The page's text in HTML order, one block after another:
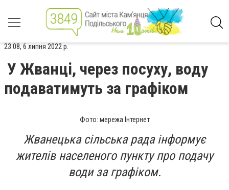
23:08, 6 липня 2022 р.
У Жванці, через посуху, воду
подаватимуть за графіком
Фото: мережа Інтернет
Жванецька сільська рада інформує
жителів населеного пункту про подачу
води за графіком.